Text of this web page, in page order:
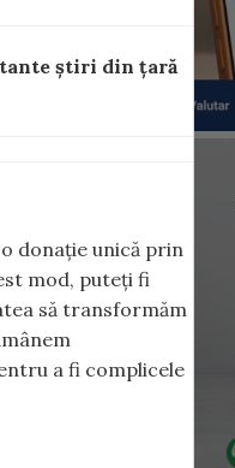
știri din țară
donație unică prin
mod, puteți fi
să transformăm
a fi complicele